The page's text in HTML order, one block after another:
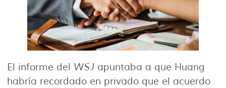
El informe del WSJ apuntaba a que Huang
habría recordado en privado que el acuerdo